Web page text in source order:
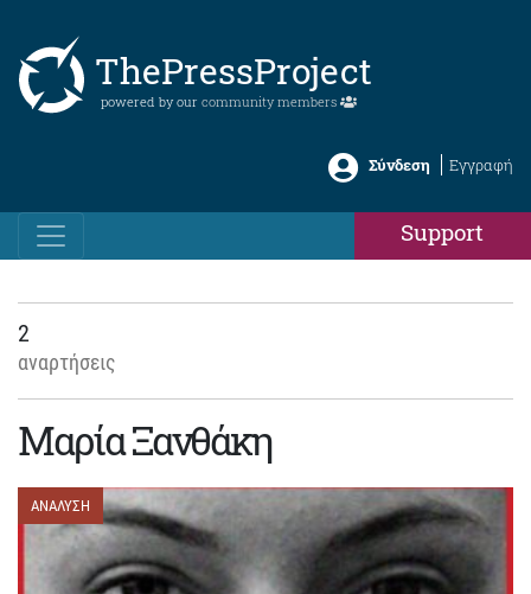
ThePressProject
powered by our community members
Σύνδεση Εγγραφή
Support
2
αναρτήσεις
Μαρία Ξανθάκη
ΑΝΑΛΥΣΗ